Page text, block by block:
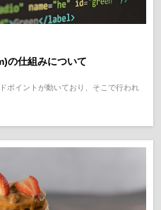
の仕組みについて
ポイントが動いており、そこで行われ